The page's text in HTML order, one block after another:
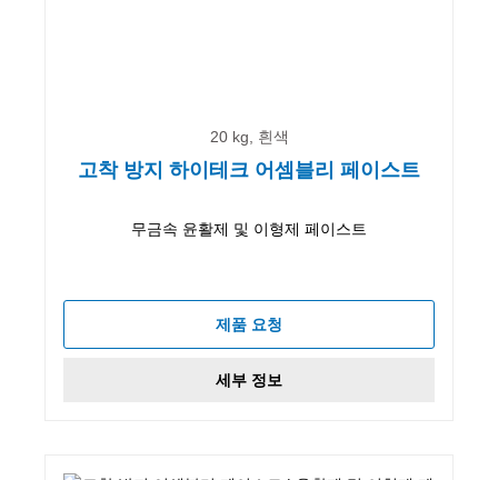
20 kg, 흰색
고착 방지 하이테크 어셈블리 페이스트
무금속 윤활제 및 이형제 페이스트
제품 요청
세부 정보